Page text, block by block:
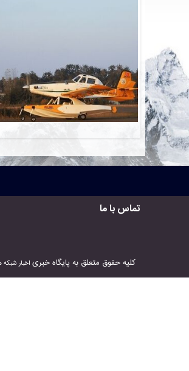
تماس با ما
کلیه حقوق متعلق به پایگاه خبری اخبار شبکه